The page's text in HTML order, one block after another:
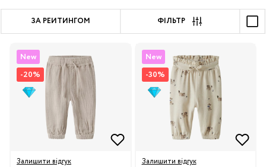
ЗА РЕЙТИНГОМ ФІЛЬТР
New
-20%
Залишити відгук
New
-30%
Залишити відгук